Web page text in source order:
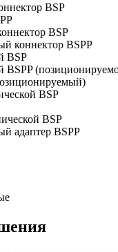
BSP
BSP
коннектор BSPP
BSP
BSPP
BSP
BSP
адаптер BSPP